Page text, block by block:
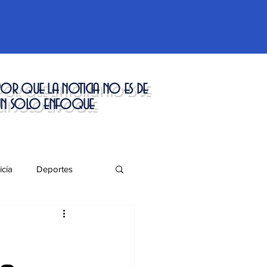
que la noticia no es de
solo enfoque
Deportes